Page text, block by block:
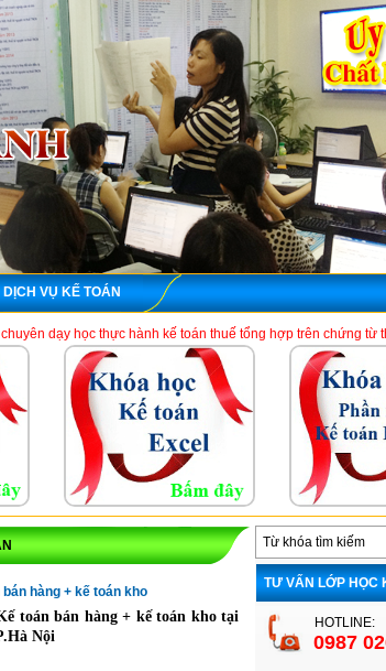
DỊCH VỤ KẾ TOÁN
thực hành kế toán thuế tổng hợp trên chứng từ thực tế và
HCM
hàng + kế toán kho
toán bán hàng + kế toán kho tại
Nội
TƯ VẤN LỚP HỌC
0987
HOTLINE: